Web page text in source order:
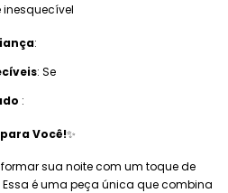
:
: Se
:
Você!✨
sua noite com um toque de
é uma peça única que combina